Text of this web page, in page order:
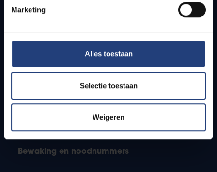
Marketing
Alles toestaan
Selectie toestaan
Weigeren
Studenten
PhD-studenten
Leerkrachten en secundaire scholen
Bewaking en noodnummers